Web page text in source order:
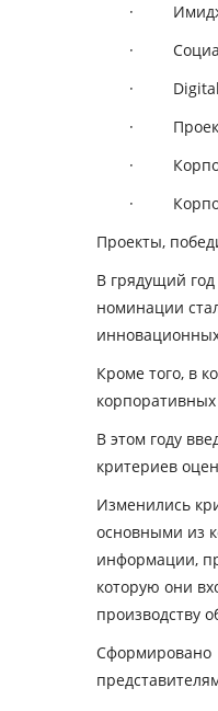
·
·
· Digital
·
·
·
Проекты,
В грядущий
номинации
Кроме того, в
В этом году
критериев
Изменились
основными из
информации,
которую они
производству
Сформировано